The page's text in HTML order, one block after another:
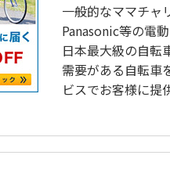
一般的なママチャ
Panasonic等の電
日本最大級の自転
需要がある自転車
ビスでお客様に提